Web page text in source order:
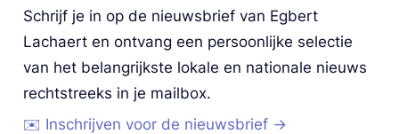
Schrijf je in op de nieuwsbrief van Egbert
Lachaert en ontvang een persoonlijke selectie
van het belangrijkste lokale en nationale nieuws
rechtstreeks in je mailbox.
✉️ Inschrijven voor de nieuwsbrief →